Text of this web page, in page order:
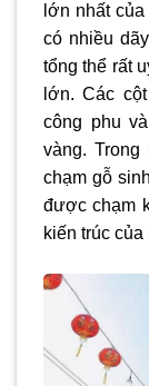
lớn nhất
có nhiều
tổng thể rất
lớn. Các
công phu
vàng.
chạm gỗ
được chạm
kiến trúc